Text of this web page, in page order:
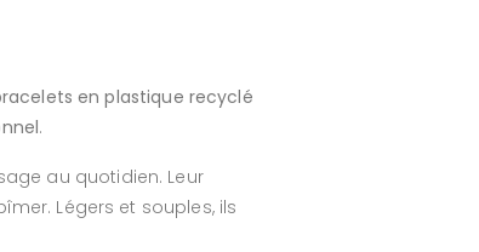
en plastique recyclé
.
au quotidien. Leur
Légers et souples, ils